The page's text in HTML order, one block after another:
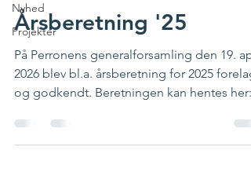
Nyhed
Projekter
Årsberetning '25
På Perronens generalforsamling den 19.
2026 blev bl.a. årsberetning for 2025
og godkendt. Beretningen kan hentes her: